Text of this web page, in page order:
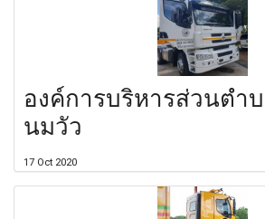
องค์การบริหารส่วนตำ
นมวัว
17 Oct 2020